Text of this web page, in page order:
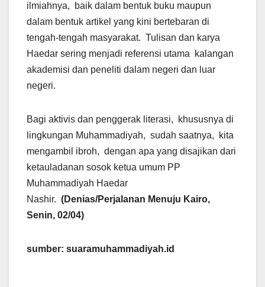
ilmiahnya, baik dalam bentuk buku maupun
dalam bentuk artikel yang kini bertebaran di
tengah-tengah masyarakat. Tulisan dan karya
Haedar sering menjadi referensi utama kalangan
akademisi dan peneliti dalam negeri dan luar
negeri.
Bagi aktivis dan penggerak literasi, khususnya di
lingkungan Muhammadiyah, sudah saatnya, kita
mengambil ibroh, dengan apa yang disajikan dari
ketauladanan sosok ketua umum PP
Muhammadiyah Haedar
Nashir. (Denias/Perjalanan Menuju Kairo,
Senin, 02/04)
sumber: suaramuhammadiyah.id